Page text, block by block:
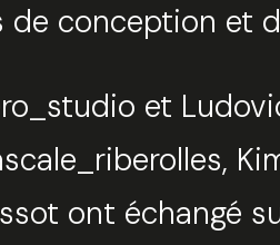
conception et
et
ont échangé